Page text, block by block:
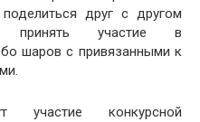
друг с другом
принять участие в
шаров с привязанными к
участие конкурсной